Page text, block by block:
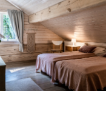
MAJUTUS
ACCOMMODATION